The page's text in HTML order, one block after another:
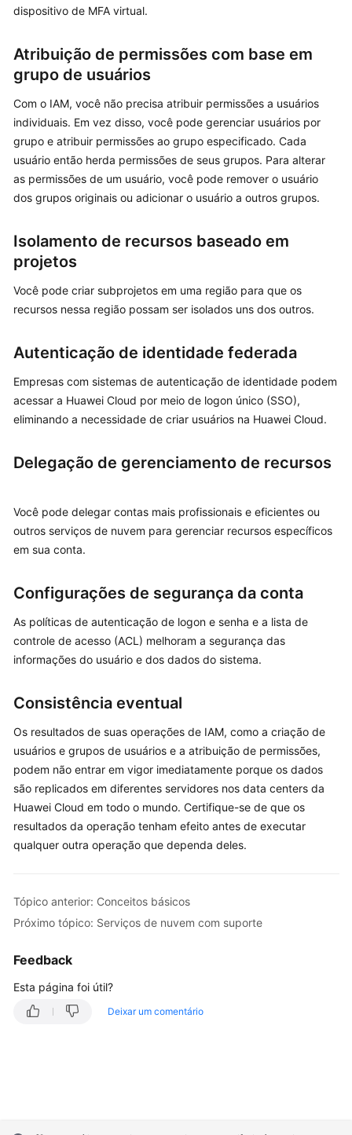
Melhores
Perguntas
frequentes
Referência
de
API
momento,
conteúdo
não
disponível
no
idioma
selecionado.
Consulte
a
versão
SDK
Reference
Videos
More
Documents
dispositivo de MFA virtual.
Atribuição de permissões com base em
grupo de usuários
Com o IAM, você não precisa atribuir permissões a usuários
individuais. Em vez disso, você pode gerenciar usuários por
grupo e atribuir permissões ao grupo especificado. Cada
usuário então herda permissões de seus grupos. Para alterar
as permissões de um usuário, você pode remover o usuário
dos grupos originais ou adicionar o usuário a outros grupos.
Isolamento de recursos baseado em
projetos
Você pode criar subprojetos em uma região para que os
recursos nessa região possam ser isolados uns dos outros.
Autenticação de identidade federada
Empresas com sistemas de autenticação de identidade podem
acessar a Huawei Cloud por meio de logon único (SSO),
eliminando a necessidade de criar usuários na Huawei Cloud.
Delegação de gerenciamento de recursos
Você pode delegar contas mais profissionais e eficientes ou
outros serviços de nuvem para gerenciar recursos específicos
em sua conta.
Configurações de segurança da conta
As políticas de autenticação de logon e senha e a lista de
controle de acesso (ACL) melhoram a segurança das
informações do usuário e dos dados do sistema.
Consistência eventual
Os resultados de suas operações de IAM, como a criação de
usuários e grupos de usuários e a atribuição de permissões,
podem não entrar em vigor imediatamente porque os dados
são replicados em diferentes servidores nos data centers da
Huawei Cloud em todo o mundo. Certifique-se de que os
resultados da operação tenham efeito antes de executar
qualquer outra operação que dependa deles.
Tópico anterior: Conceitos básicos
Próximo tópico: Serviços de nuvem com suporte
Feedback
Esta página foi útil?
Deixar um comentário